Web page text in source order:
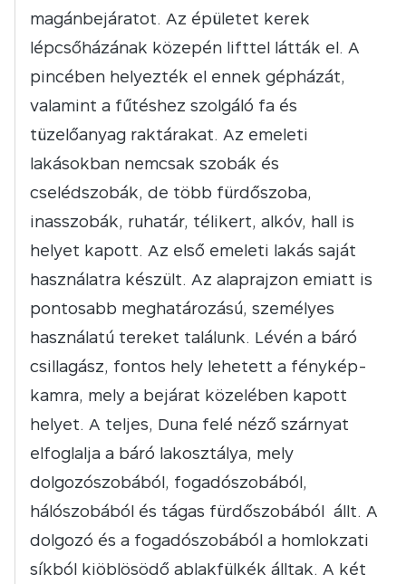
magánbejáratot. Az épületet kerek
lépcsőházának közepén lifttel látták el. A
pincében helyezték el ennek gépházát,
valamint a fűtéshez szolgáló fa és
tüzelőanyag raktárakat. Az emeleti
lakásokban nemcsak szobák és
cselédszobák, de több fürdőszoba,
inasszobák, ruhatár, télikert, alkóv, hall is
helyet kapott. Az első emeleti lakás saját
használatra készült. Az alaprajzon emiatt is
pontosabb meghatározású, személyes
használatú tereket találunk. Lévén a báró
csillagász, fontos hely lehetett a fénykép-
kamra, mely a bejárat közelében kapott
helyet. A teljes, Duna felé néző szárnyat
elfoglalja a báró lakosztálya, mely
dolgozószobából, fogadószobából,
hálószobából és tágas fürdőszobából állt. A
dolgozó és a fogadószobából a homlokzati
síkból kiöblösödő ablakfülkék álltak. A két